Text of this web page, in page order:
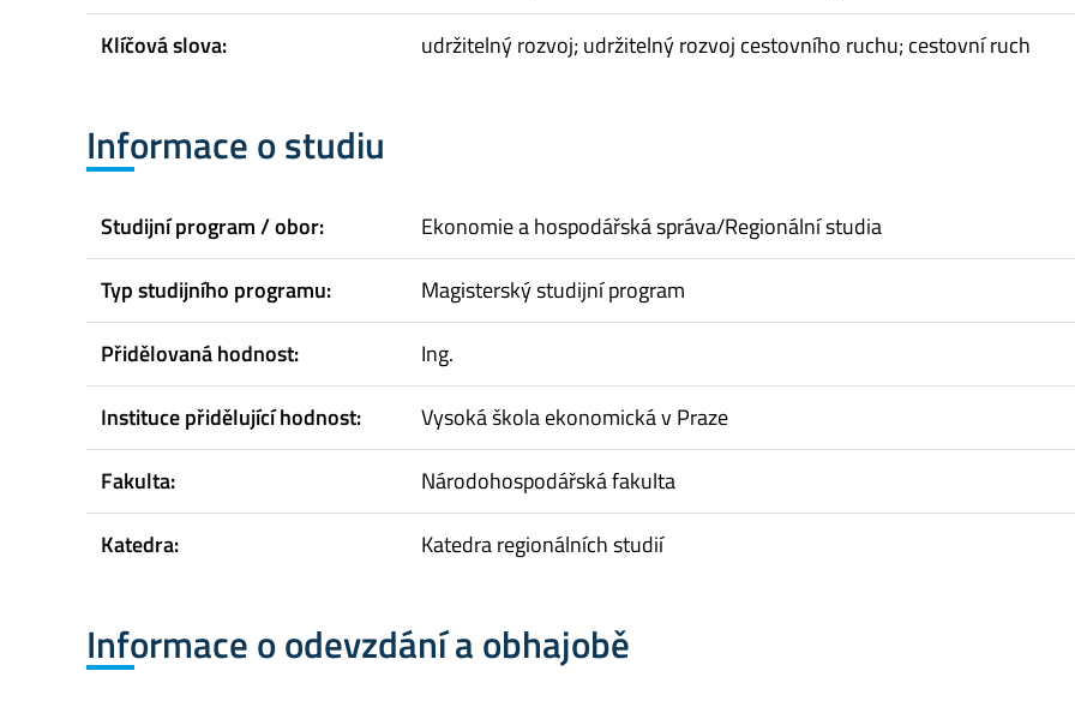
Klíčová slova:
udržitelný rozvoj; udržitelný rozvoj cestovního ruchu; cestovní ruch
Informace o studiu
Studijní program / obor:
Ekonomie a hospodářská správa/Regionální studia
Typ studijního programu:
Magisterský studijní program
Přidělovaná hodnost:
Ing.
Instituce přidělující hodnost:
Vysoká škola ekonomická v Praze
Fakulta:
Národohospodářská fakulta
Katedra:
Katedra regionálních studií
Informace o odevzdání a obhajobě